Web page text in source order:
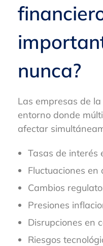
nunca?
Las empresas de
entorno donde
afectar
Tasas de interés
Fluctuaciones en
Cambios
Presiones
Disrupciones en
Riesgos